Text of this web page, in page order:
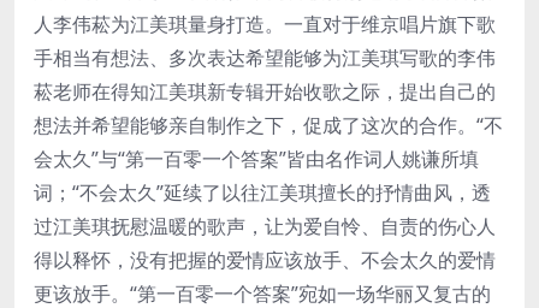
人李伟菘为江美琪量身打造。一直对于维京唱片旗下歌
手相当有想法、多次表达希望能够为江美琪写歌的李伟
菘老师在得知江美琪新专辑开始收歌之际，提出自己的
想法并希望能够亲自制作之下，促成了这次的合作。“不
会太久”与“第一百零一个答案”皆由名作词人姚谦所填
词；“不会太久”延续了以往江美琪擅长的抒情曲风，透
过江美琪抚慰温暖的歌声，让为爱自怜、自责的伤心人
得以释怀，没有把握的爱情应该放手、不会太久的爱情
更该放手。“第一百零一个答案”宛如一场华丽又复古的